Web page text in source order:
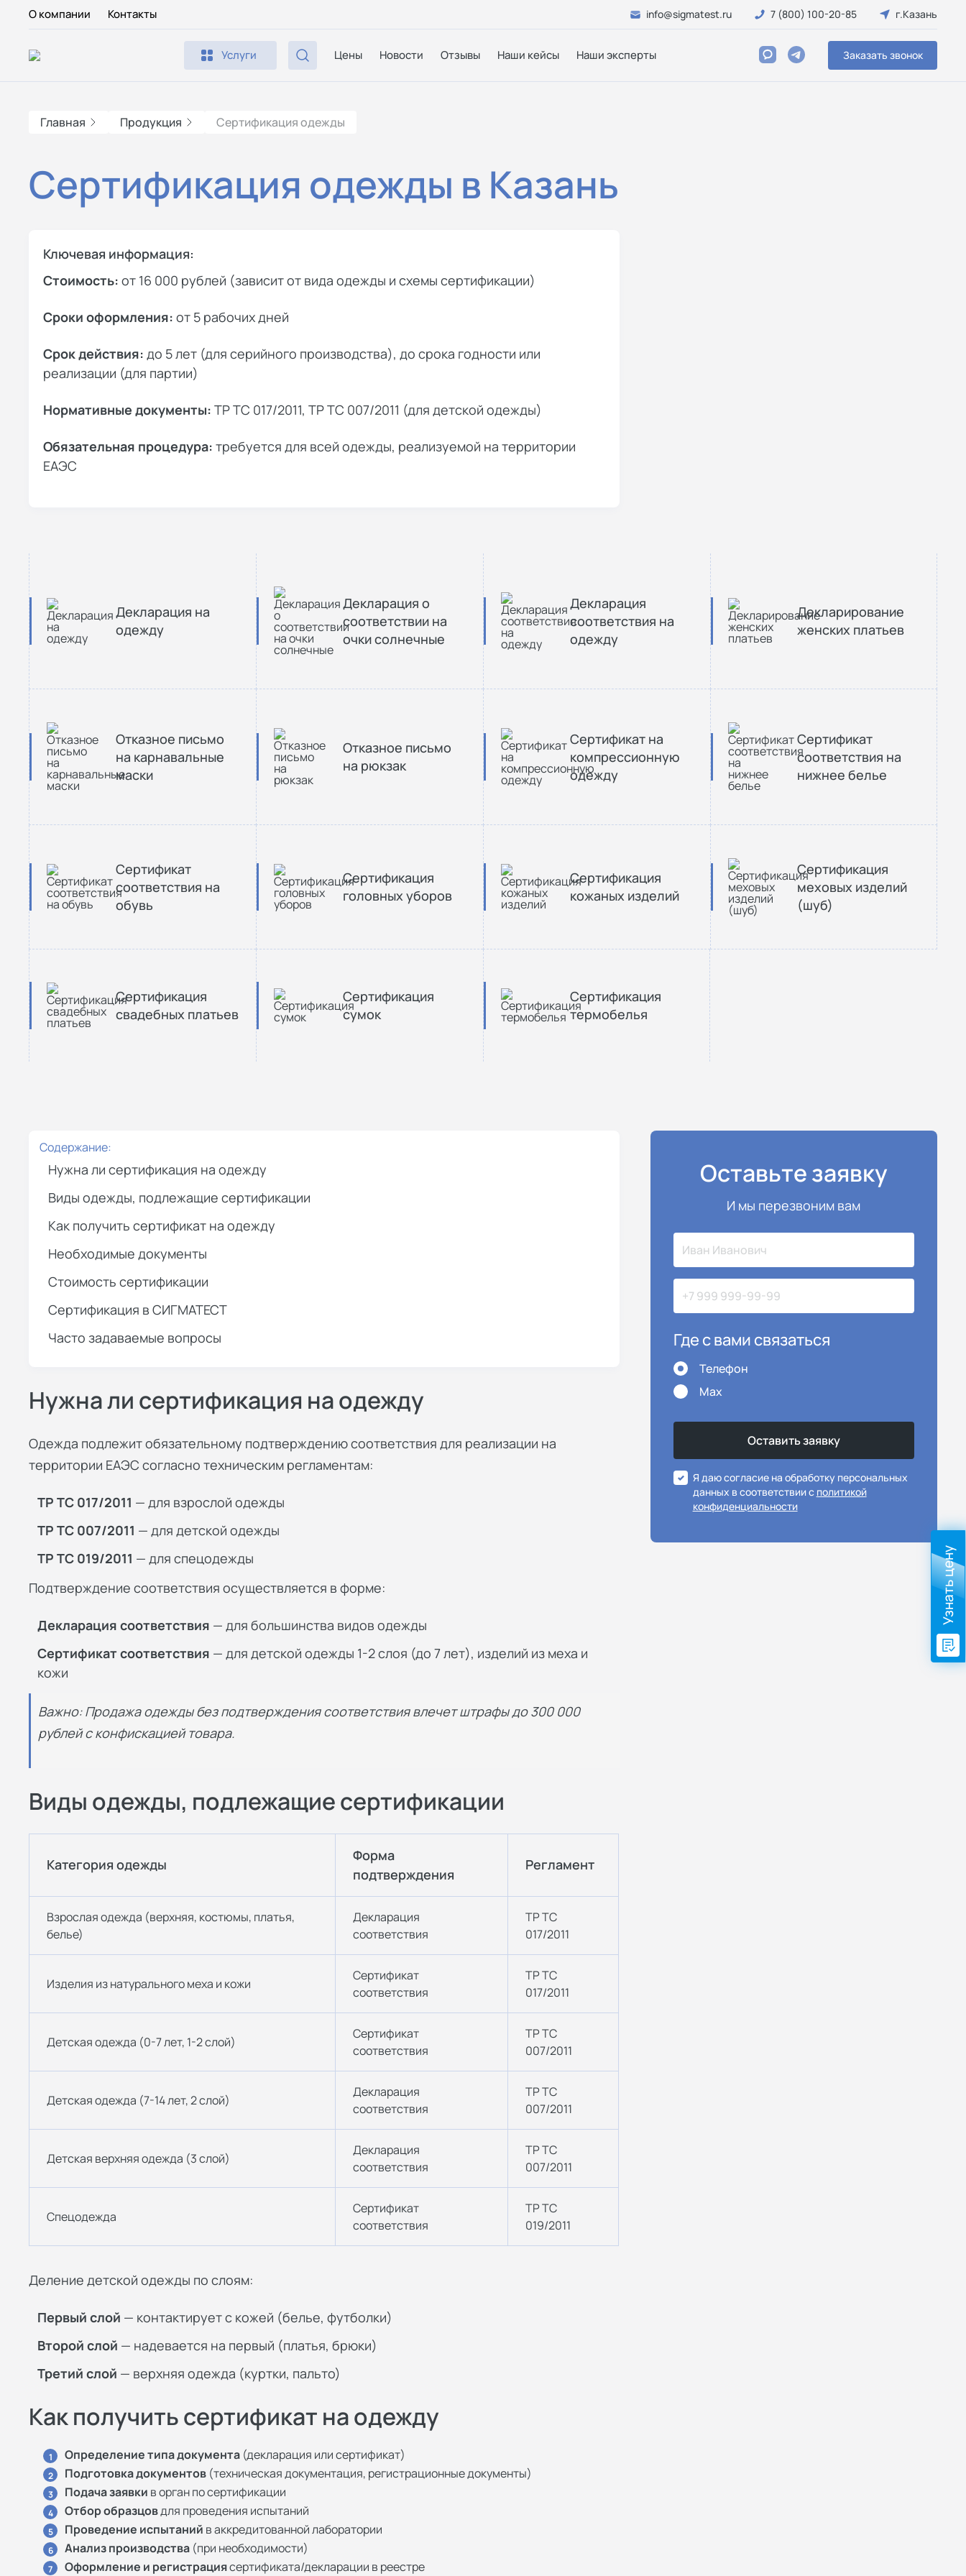
О компании Контакты info@sigmatest.ru 7 (800) 100-20-85 г.Казань
Услуги Цены Новости Отзывы Наши кейсы Наши эксперты Заказать звонок
Главная Продукция Сертификация одежды
Сертификация одежды в Казань
Ключевая информация:
Стоимость: от 16 000 рублей (зависит от вида одежды и схемы сертификации)
Сроки оформления: от 5 рабочих дней
Срок действия: до 5 лет (для серийного производства), до срока годности или
реализации (для партии)
Нормативные документы: ТР ТС 017/2011, ТР ТС 007/2011 (для детской одежды)
Обязательная процедура: требуется для всей одежды, реализуемой на территории
ЕАЭС
Декларация на
одежду
Декларация о
соответствии на
очки солнечные
Декларация
соответствия на
одежду
Декларирование
женских платьев
Отказное письмо
на карнавальные
маски
Отказное письмо
на рюкзак
Сертификат на
компрессионную
одежду
Сертификат
соответствия на
нижнее белье
Сертификат
соответствия на
обувь
Сертификация
головных уборов
Сертификация
кожаных изделий
Сертификация
меховых изделий
(шуб)
Сертификация
свадебных платьев
Сертификация
сумок
Сертификация
термобелья
Содержание:
Нужна ли сертификация на одежду
Виды одежды, подлежащие сертификации
Как получить сертификат на одежду
Необходимые документы
Стоимость сертификации
Сертификация в СИГМАТЕСТ
Часто задаваемые вопросы
Нужна ли сертификация на одежду
Одежда подлежит обязательному подтверждению соответствия для реализации на
территории ЕАЭС согласно техническим регламентам:
ТР ТС 017/2011 — для взрослой одежды
ТР ТС 007/2011 — для детской одежды
ТР ТС 019/2011 — для спецодежды
Подтверждение соответствия осуществляется в форме:
Декларация соответствия — для большинства видов одежды
Сертификат соответствия — для детской одежды 1-2 слоя (до 7 лет), изделий из меха и
кожи
Важно: Продажа одежды без подтверждения соответствия влечет штрафы до 300 000
рублей с конфискацией товара.
Виды одежды, подлежащие сертификации
Категория одежды
Форма
подтверждения
Регламент
Взрослая одежда (верхняя, костюмы, платья,
белье)
Декларация
соответствия
ТР ТС
017/2011
Изделия из натурального меха и кожи
Сертификат
соответствия
ТР ТС
017/2011
Детская одежда (0-7 лет, 1-2 слой)
Сертификат
соответствия
ТР ТС
007/2011
Детская одежда (7-14 лет, 2 слой)
Декларация
соответствия
ТР ТС
007/2011
Детская верхняя одежда (3 слой)
Декларация
соответствия
ТР ТС
007/2011
Спецодежда
Сертификат
соответствия
ТР ТС
019/2011
Деление детской одежды по слоям:
Первый слой — контактирует с кожей (белье, футболки)
Второй слой — надевается на первый (платья, брюки)
Третий слой — верхняя одежда (куртки, пальто)
Как получить сертификат на одежду
1 Определение типа документа (декларация или сертификат)
2 Подготовка документов (техническая документация, регистрационные документы)
3 Подача заявки в орган по сертификации
4 Отбор образцовдля проведения испытаний
5 Проведение испытаний в аккредитованной лаборатории
6 Анализ производства (при необходимости)
7 Оформление и регистрациясертификата/декларации в реестре
Оставьте заявку
И мы перезвоним вам
Где с вами связаться
Телефон
Max
Я даю согласие на обработку персональных
данных в соответствии с политикой
конфиденциальности
Узнать цену